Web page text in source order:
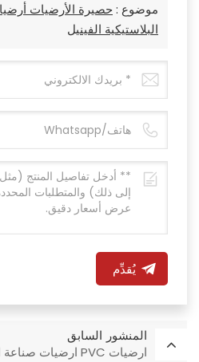
موضوع : حصيرة الأرضيات
البلاستيكية الفينيل
يُقدِّم
المنشور السابق
ارضيات PVC ارضيات صناعة الفينيل